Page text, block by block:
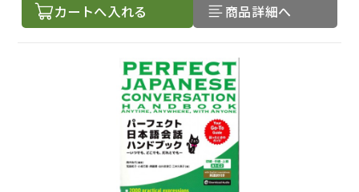
カートへ入れる 商品詳細へ